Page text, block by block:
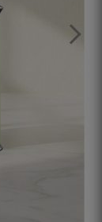
Next